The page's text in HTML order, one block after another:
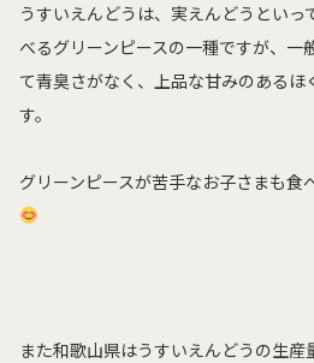
うすいえんどうは、実えんどうといっ
べるグリーンピースの一種ですが、一
て青臭さがなく、上品な甘みのある
す。
グリーンピースが苦手なお子さまも食
また和歌山県はうすいえんどうの生産